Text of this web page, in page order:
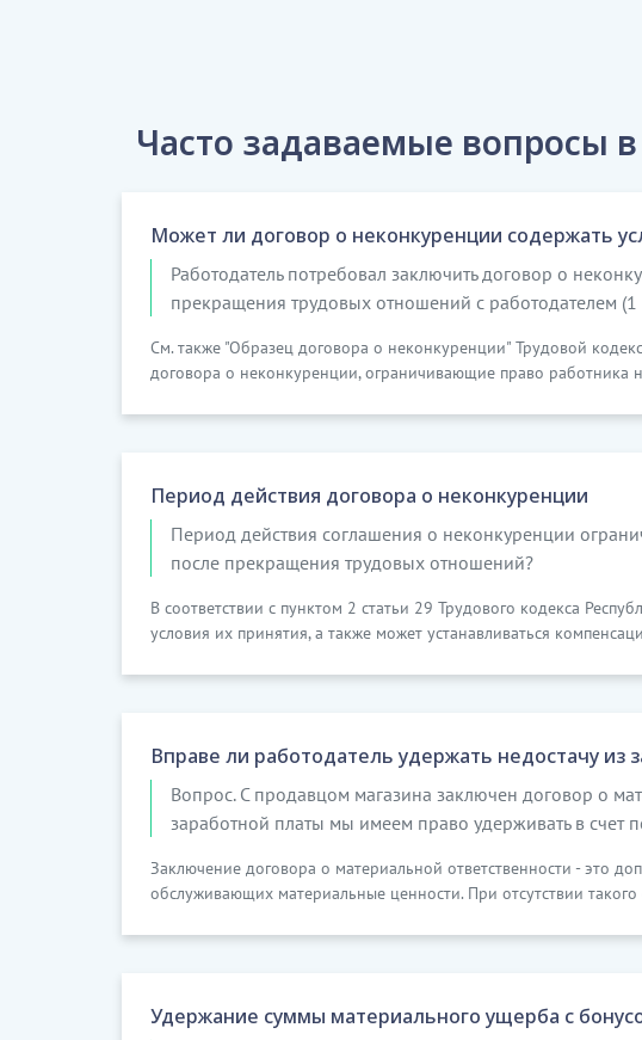
Часто задаваемые вопросы
Может ли договор о неконкуренции содержать
Работодатель потребовал заключить договор о
прекращения трудовых отношений с работодателем (1
См. также "Образец договора о неконкуренции" Трудовой
договора о неконкуренции, ограничивающие право работника
Период действия договора о неконкуренции
Период действия соглашения о неконкуренции
после прекращения трудовых отношений?
В соответствии с пунктом 2 статьи 29 Трудового кодекса
условия их принятия, а также может устанавливаться
Вправе ли работодатель удержать недостачу из
Вопрос. С продавцом магазина заключен договор о
заработной платы мы имеем право удерживать в счет
Заключение договора о материальной ответственности - это
обслуживающих материальные ценности. При отсутствии
Удержание суммы материального ущерба с